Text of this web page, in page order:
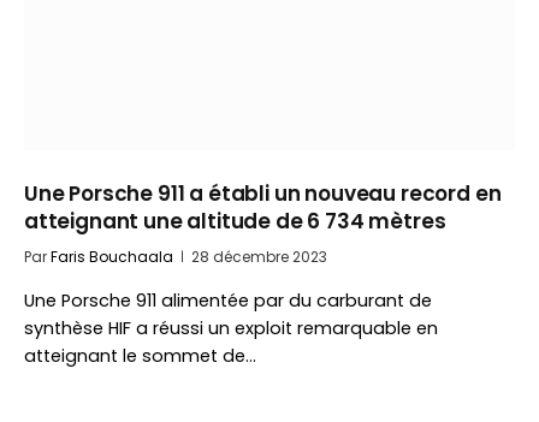
Une Porsche 911 a établi un nouveau record en
atteignant une altitude de 6 734 mètres
ParFaris Bouchaala 28 décembre 2023
Une Porsche 911 alimentée par du carburant de
synthèse HIF a réussi un exploit remarquable en
atteignant le sommet de…